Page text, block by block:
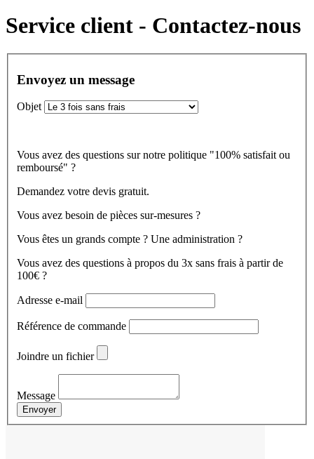
Service client - Contactez-nous
Envoyez un message
Objet
Vous avez des questions sur notre politique "100% satisfait ou
remboursé" ?
Demandez votre devis gratuit.
Vous avez besoin de pièces sur-mesures ?
Vous êtes un grands compte ? Une administration ?
Vous avez des questions à propos du 3x sans frais à partir de
100€ ?
Adresse e-mail
Référence de commande
Joindre un fichier
Message
Envoyer